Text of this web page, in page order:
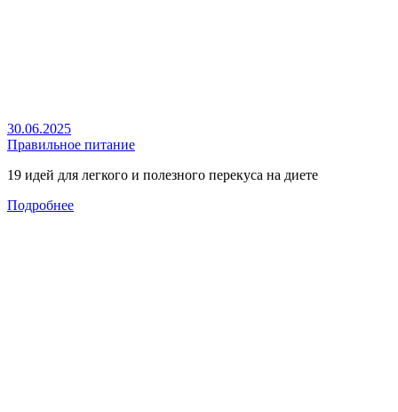
30.06.2025
Правильное питание
19 идей для легкого и полезного перекуса на диете
Подробнее